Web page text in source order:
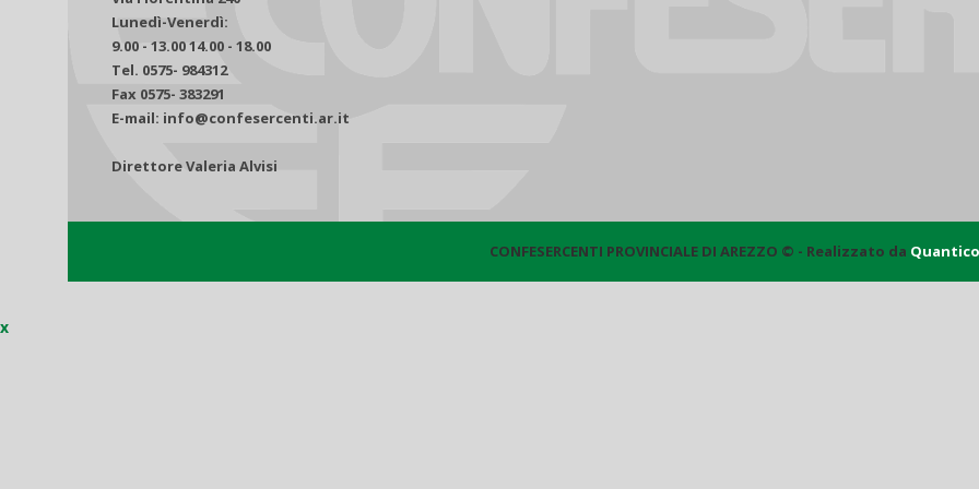
Lunedì-Venerdì:
9.00 - 13.00 14.00 - 18.00
Tel. 0575- 984312
Fax 0575- 383291
E-mail: info@confesercenti.ar.it
Direttore Valeria Alvisi
CONFESERCENTI PROVINCIALE DI AREZZO © - Realizzato da Quantico
x